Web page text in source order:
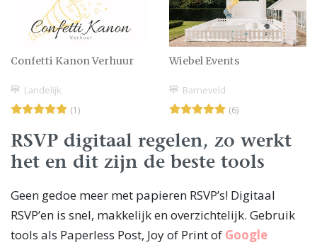
Confetti Kanon Verhuur
Landelijk
(1)
Wiebel Events
Barneveld
(6)
RSVP digitaal regelen, zo werkt
het en dit zijn de beste tools
Geen gedoe meer met papieren RSVP’s! Digitaal
RSVP’en is snel, makkelijk en overzichtelijk. Gebruik
tools als Paperless Post, Joy of Print of Google